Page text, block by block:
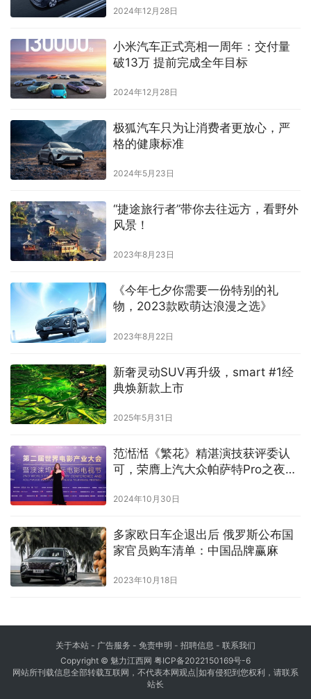
2024年12月28日
小米汽车正式亮相一周年：交付量
破13万 提前完成全年目标
2024年12月28日
​极狐汽车只为让消费者更放心，严
格的健康标准
2024年5月23日
“捷途旅行者”带你去往远方，看野外
风景！
2023年8月23日
《今年七夕你需要一份特别的礼
物，2023款欧萌达浪漫之选》
2023年8月22日
新奢灵动SUV再升级，smart #1经
典焕新款上市
2025年5月31日
范湉湉《繁花》精湛演技获评委认
可，荣膺上汽大众帕萨特Pro之夜最
2024年10月30日
多家欧日车企退出后 俄罗斯公布国
家官员购车清单：中国品牌赢麻
2023年10月18日
关于本站 - 广告服务 - 免责申明 - 招聘信息 - 联系我们
Copyright © 魅力江西网 粤ICP备2022150169号-6
网站所刊载信息全部转载互联网，不代表本网观点|如有侵犯到您权利，请联系
站长